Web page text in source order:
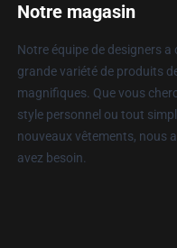
Notre magasin
Notre équipe de designers a
grande variété de produits
magnifiques. Que vous
style personnel ou tout
nouveaux vêtements, nous
avez besoin.